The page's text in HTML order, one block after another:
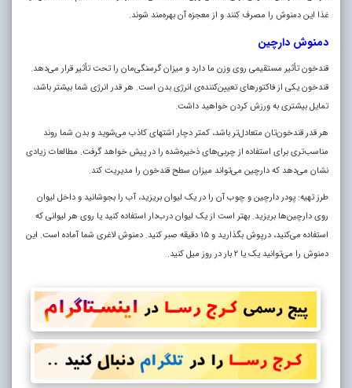
غذا این دمنوش را مصرف کنند و از معجزه آن بهره‌مند شوند.
دمنوش دارچین
قندخون تأثیر مستقیمی روی وزن ما دارد و میزان گرسنگی‌مان را تحت تأثیر قرار می‌دهد.
قندخون یکی از فاکتور‌های تعیین‌کننده‌ی انرژی بدن است. هر قدر انرژی شما بیشتر باشد،
تمایل بیشتری به ورزش کردن خواهید داشت.
هر قدر قندخون‌تان متعادل‌تر باشد، کمتر دچار اشتهای کاذب می‌شوید و بدن شما روند
مناسب‌تری برای استفاده از چربی‌های ذخیره‌شده را در پیش خواهد گرفت. مطالعات زیادی
نشان می‌دهد که دارچین می‌تواند میزان سطح قندخون را مدیریت کند.
طرز تهیه: پودر دارچین و چوب آن را در یک لیوان بریزید، آب را بجوشانید و داخل لیوان
روی دارچین‌ها بریزید. بهتر است از یک لیوان درب‌دار استفاده کنید یا روی هر لیوانی که
استفاده می‌کنید، درپوش بگذارید و ۱۵ دقیقه صبر کنید. دمنوش لاغری شما آماده است. این
دمنوش را می‌توانید یک یا ۲ بار در روز میل کنید.